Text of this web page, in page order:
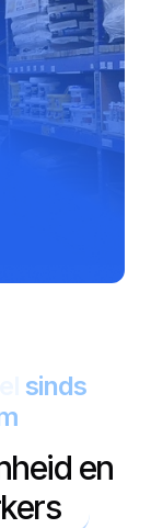
sinds
en